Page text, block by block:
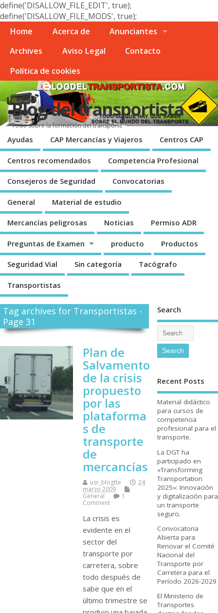
define('DISALLOW_FILE_EDIT', true);
define('DISALLOW_FILE_MODS', true);
Home
Acerca de
Anunciantes
Archives
Aviso Legal
Contacto
Polí­tica de cookies
Blog del transportista
Todo sobre la formación del transporte
Ayudas CAP Mercancí­as y Viajeros Centros CAP
Centros recomendados Competencia Profesional
Consejeros de Seguridad Convocatorias
General Material de estudio
Mercancí­as peligrosas Noticias Permiso ADR
Preguntas de Examen producto Productos
Seguridad Vial Sin categorí­a Tacógrafo
Transportistas
Tag archives for Transportistas -
Page 31
Plan de
Salvamento
de la crisis
propuesto
por las
plataforma
s de
transporte
de
mercancí­as
usr_blogtte
24
marzo 2009
General
1
Comment
La crisis es
evidente en el
sector del
transporte por
carretera, sobre
todo después de
sabe que en el
último trimestre se
Search
Recent Posts
Material didáctico
para cursos de
competencia
profesional para el
transporte.
La DGT ha
participado en
«Transforming
Transportation
2025»: Innovación
y digitalización para
un transporte
seguro.
Convocatoria
Abierta para
Renovar el Comité
Nacional del
Transporte por
Carretera para el
Período 2026-2029
El Ministerio de
Transportes